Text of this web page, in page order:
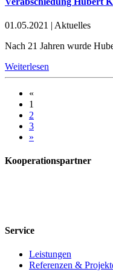
01.05.2021 | Aktuelles
Nach 21 Jahren wurde
Weiterlesen
«
1
2
3
»
Kooperationspartner
Service
Leistungen
Referenzen &